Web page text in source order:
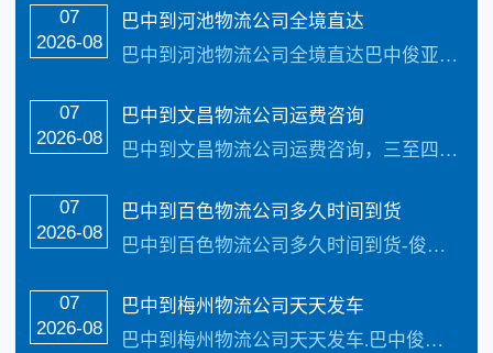
07
2026-08
巴中到河池物流公司全境直达
巴中到河池物流公司全境直达巴中俊亚物流主...…
07
2026-08
巴中到文昌物流公司运费咨询
巴中到文昌物流公司运费咨询，三至四天可送...…
07
2026-08
巴中到百色物流公司多久时间到货
巴中到百色物流公司多久时间到货-俊亚物流...…
07
2026-08
巴中到梅州物流公司天天发车
巴中到梅州物流公司天天发车.巴中俊亚物流...…